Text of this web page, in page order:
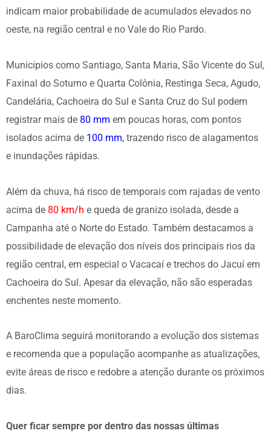
indicam maior probabilidade de acumulados elevados no
oeste, na região central e no Vale do Rio Pardo.
Municípios como Santiago, Santa Maria, São Vicente do Sul,
Faxinal do Soturno e Quarta Colônia, Restinga Seca, Agudo,
Candelária, Cachoeira do Sul e Santa Cruz do Sul podem
registrar mais de 80 mm em poucas horas, com pontos
isolados acima de 100 mm, trazendo risco de alagamentos
e inundações rápidas.
Além da chuva, há risco de temporais com rajadas de vento
acima de 80 km/h e queda de granizo isolada, desde a
Campanha até o Norte do Estado. Também destacamos a
possibilidade de elevação dos níveis dos principais rios da
região central, em especial o Vacacaí e trechos do Jacuí em
Cachoeira do Sul. Apesar da elevação, não são esperadas
enchentes neste momento.
A BaroClima seguirá monitorando a evolução dos sistemas
e recomenda que a população acompanhe as atualizações,
evite áreas de risco e redobre a atenção durante os próximos
dias.
Quer ficar sempre por dentro das nossas últimas